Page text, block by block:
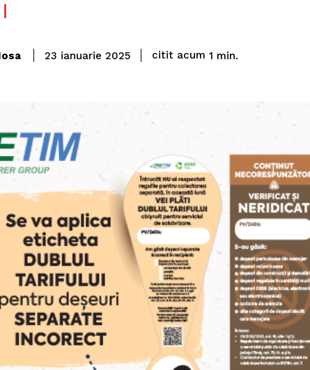
23 ianuarie 2025 citit acum 1 min.